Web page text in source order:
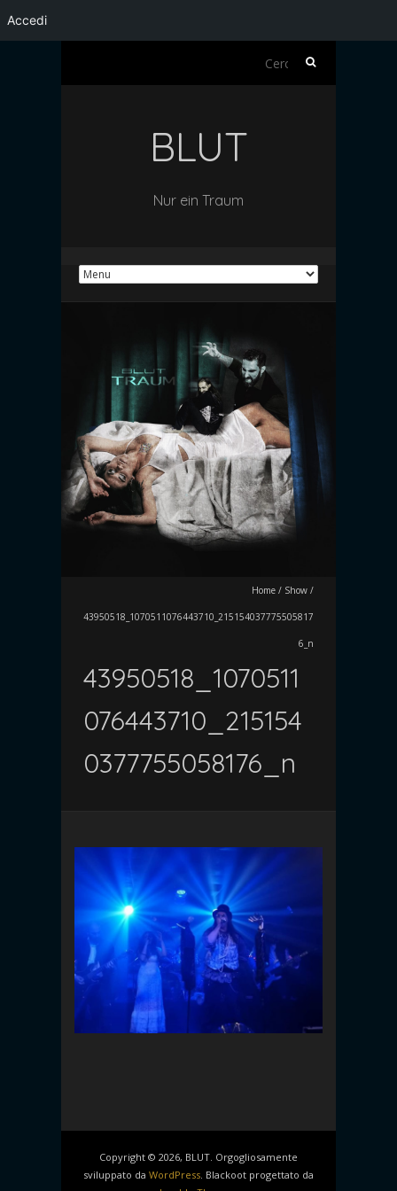
Accedi
Ricerca
BLUT
Nur ein Traum
Home / Show /
43950518_1070511076443710_215154037775505817
6_n
43950518_1070511
076443710_215154
0377755058176_n
Copyright © 2026, BLUT. Orgogliosamente
sviluppato da WordPress. Blackoot progettato da